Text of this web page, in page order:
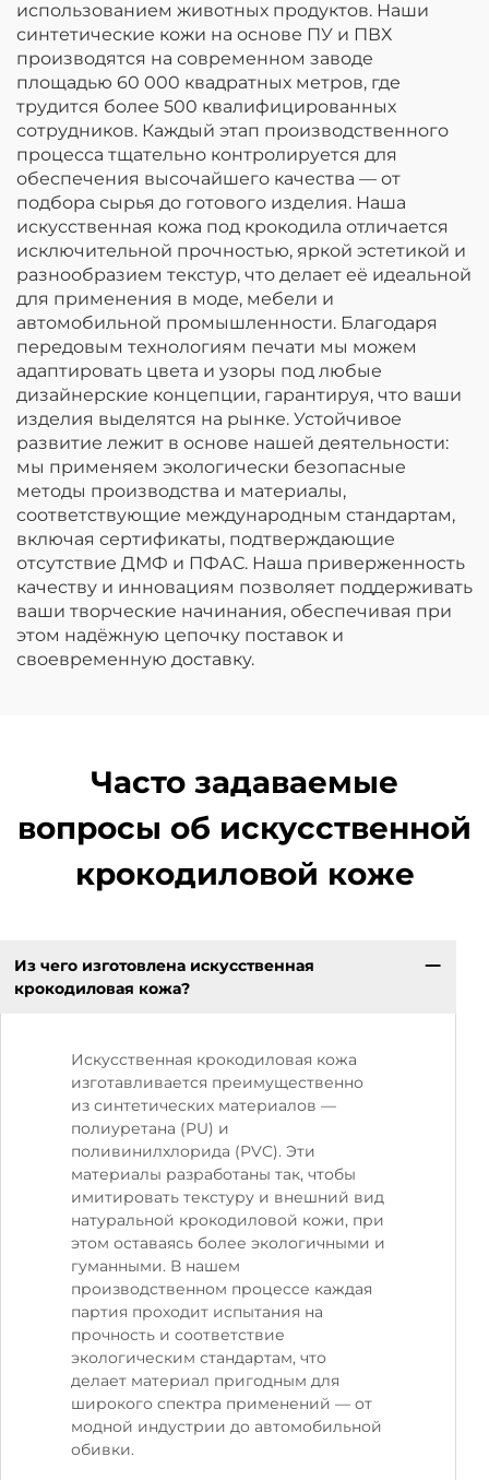
использованием животных продуктов. Наши
синтетические кожи на основе ПУ и ПВХ
производятся на современном заводе
площадью 60 000 квадратных метров, где
трудится более 500 квалифицированных
сотрудников. Каждый этап производственного
процесса тщательно контролируется для
обеспечения высочайшего качества — от
подбора сырья до готового изделия. Наша
искусственная кожа под крокодила отличается
исключительной прочностью, яркой эстетикой и
разнообразием текстур, что делает её идеальной
для применения в моде, мебели и
автомобильной промышленности. Благодаря
передовым технологиям печати мы можем
адаптировать цвета и узоры под любые
дизайнерские концепции, гарантируя, что ваши
изделия выделятся на рынке. Устойчивое
развитие лежит в основе нашей деятельности:
мы применяем экологически безопасные
методы производства и материалы,
соответствующие международным стандартам,
включая сертификаты, подтверждающие
отсутствие ДМФ и ПФАС. Наша приверженность
качеству и инновациям позволяет поддерживать
ваши творческие начинания, обеспечивая при
этом надёжную цепочку поставок и
своевременную доставку.
Часто задаваемые
вопросы об искусственной
крокодиловой коже
Из чего изготовлена искусственная
крокодиловая кожа?
Искусственная крокодиловая кожа
изготавливается преимущественно
из синтетических материалов —
полиуретана (PU) и
поливинилхлорида (PVC). Эти
материалы разработаны так, чтобы
имитировать текстуру и внешний вид
натуральной крокодиловой кожи, при
этом оставаясь более экологичными и
гуманными. В нашем
производственном процессе каждая
партия проходит испытания на
прочность и соответствие
экологическим стандартам, что
делает материал пригодным для
широкого спектра применений — от
модной индустрии до автомобильной
обивки.